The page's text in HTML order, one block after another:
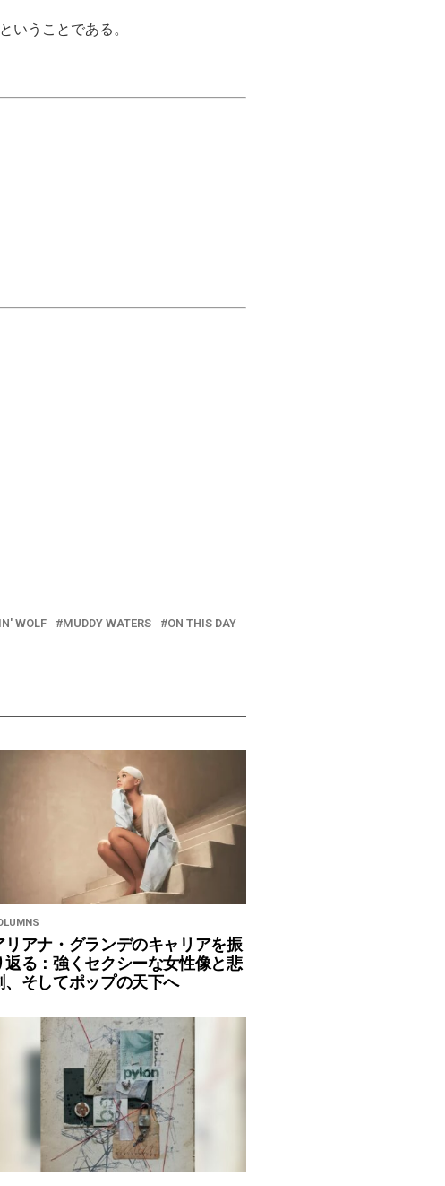
いうことである。
WOLF MUDDY WATERS
ON THIS DAY
リアナ・グランデのキャリアを振
返る：強くセクシーな女性像と悲
、そしてポップの天下へ